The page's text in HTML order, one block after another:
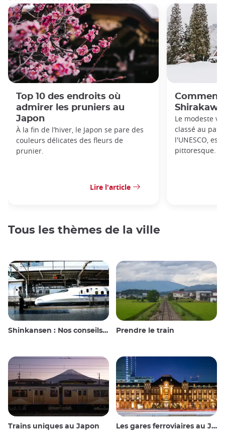
Top 10 des endroits où
admirer les pruniers au
Japon
À la fin de l’hiver, le Japon se pare des
couleurs délicates des fleurs de
prunier.
Lire l'article
Comment
Le modeste
classé au
l'UNESCO,
pittoresque.
Tous les thèmes de la ville
Shinkansen : Nos conseils de voyage pour le train à grande vitesse japonais Prendre le train
Trains uniques au Japon Les gares ferroviaires au Japon